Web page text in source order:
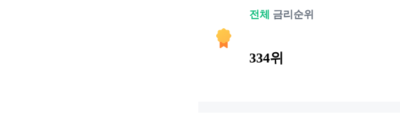
전체 금리순위
334위